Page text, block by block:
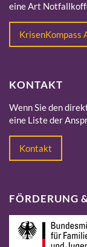
eine Art
KrisenKompass
KONTAKT
Wenn Sie den
eine Liste der
Kontakt
FÖRDERUNG